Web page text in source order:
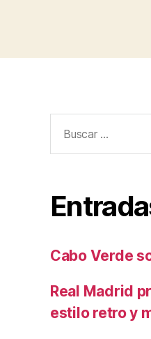
Cabo Verde
Real Madrid
estilo retro y